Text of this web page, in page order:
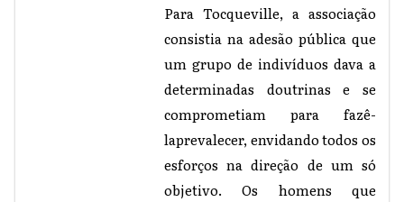
Para Tocqueville, a associação
consistia na adesão pública que
um grupo de indivíduos dava a
determinadas doutrinas e se
comprometiam para fazê-
laprevalecer, envidando todos os
esforços na direção de um só
objetivo. Os homens que